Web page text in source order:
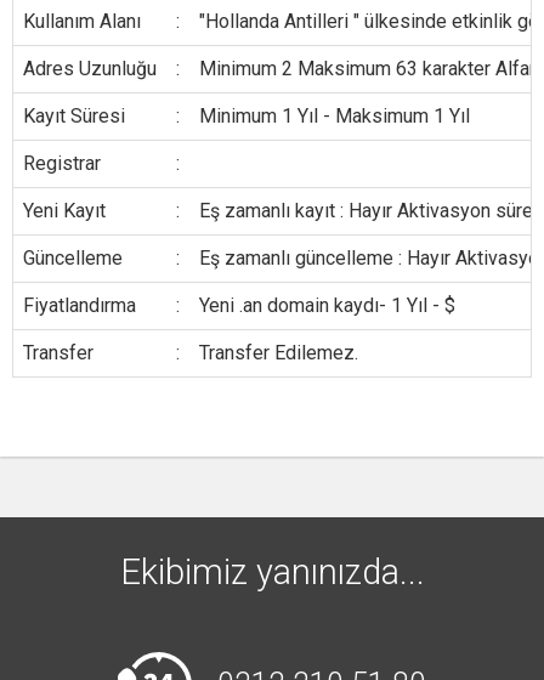
Kullanım Alanı : "Hollanda Antilleri " ülkesinde etkinlik
Adres Uzunluğu : Minimum 2 Maksimum 63 karakter
Kayıt Süresi : Minimum 1 Yıl - Maksimum 1 Yıl
Registrar :
Yeni Kayıt : Eş zamanlı kayıt : Hayır Aktivasyon
Güncelleme : Eş zamanlı güncelleme : Hayır
Fiyatlandırma : Yeni .an domain kaydı- 1 Yıl - $
Transfer : Transfer Edilemez.
Ekibimiz yanınızda...